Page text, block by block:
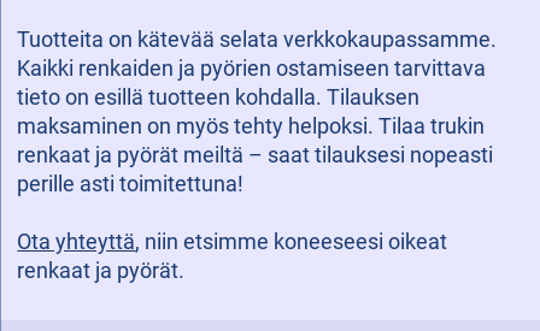
Tuotteita on kätevää selata verkkokaupassamme.
Kaikki renkaiden ja pyörien ostamiseen tarvittava
tieto on esillä tuotteen kohdalla. Tilauksen
maksaminen on myös tehty helpoksi. Tilaa trukin
renkaat ja pyörät meiltä – saat tilauksesi nopeasti
perille asti toimitettuna!
Ota yhteyttä, niin etsimme koneeseesi oikeat
renkaat ja pyörät.